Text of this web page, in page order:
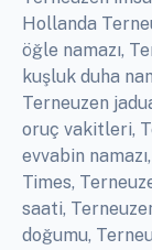
Hollanda
öğle namazı,
kuşluk duha
Terneuzen
oruç vakitleri,
evvabin
Times,
saati,
doğumu,